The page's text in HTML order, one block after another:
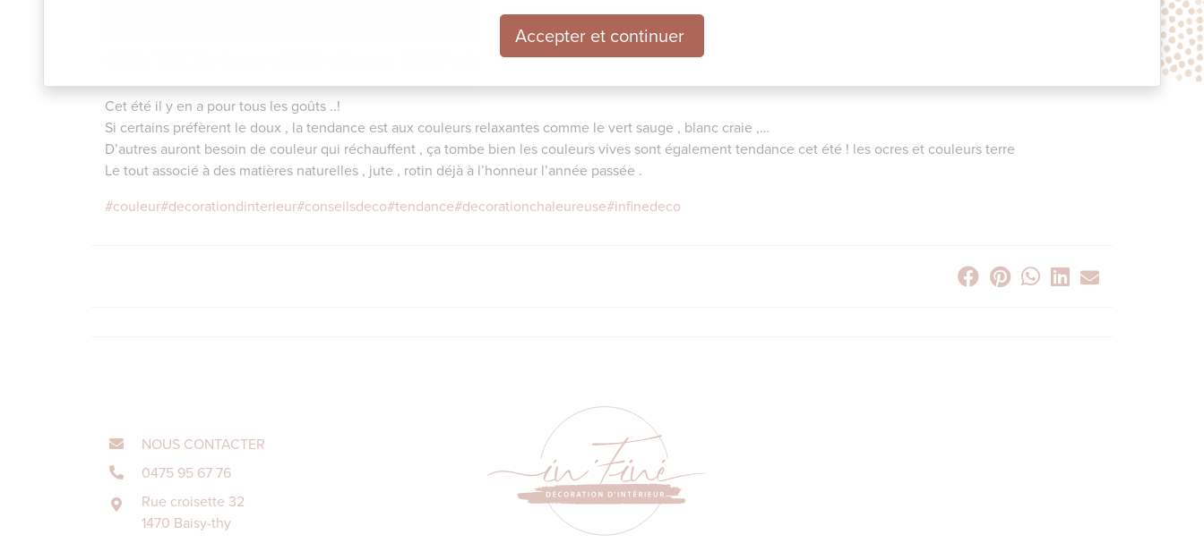
Décoration événementielle|Divers
Cet été il y en a pour tous les goûts ..!
Si certains préfèrent le doux , la tendance est aux couleurs relaxantes comme le vert sauge , blanc craie ,…
D’autres auront besoin de couleur qui réchauffent , ça tombe bien les couleurs vives sont également tendance cet été ! les ocres et couleurs terre
Le tout associé à des matières naturelles , jute , rotin déjà à l’honneur l’année passée .
#couleur#decorationdinterieur#conseilsdeco#tendance#decorationchaleureuse#infinedeco
NOUS CONTACTER
0475 95 67 76
Rue croisette 32
1470 Baisy-thy
Accepter et continuer